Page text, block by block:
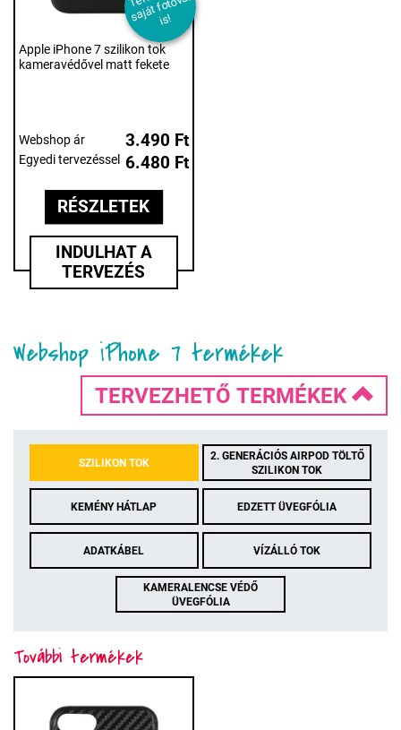
s!
Apple iPhone 7 szilikon tok
kameravédővel matt fekete
Webshop ár 3.490 Ft
Egyedi tervezéssel 6.480 Ft
RÉSZLETEK
INDULHAT A
TERVEZÉS
Webshop iPhone 7 termékek
TERVEZHETŐ TERMÉKEK
SZILIKON TOK
2. GENERÁCIÓS AIRPOD TÖLTŐ
SZILIKON TOK
KEMÉNY HÁTLAP EDZETT ÜVEGFÓLIA
ADATKÁBEL VÍZÁLLÓ TOK
KAMERALENCSE VÉDŐ
ÜVEGFÓLIA
További termékek